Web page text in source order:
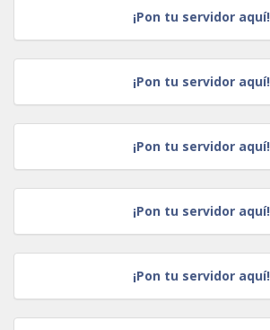
¡Pon tu servidor aquí!
¡Pon tu servidor aquí!
¡Pon tu servidor aquí!
¡Pon tu servidor aquí!
¡Pon tu servidor aquí!